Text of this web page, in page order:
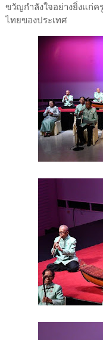
ขวัญกำลังใจอย่างยิ่งแก่
ไทยของประเทศ